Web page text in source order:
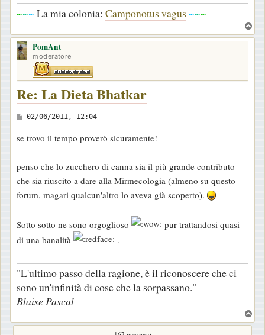
~~~ La mia colonia: Camponotus vagus ~~~
o
PomAnt
moderatore
Re: La Dieta Bhatkar
M
s
a
g
g
o
02/06/2011, 12:04
se trovo il tempo proverò sicuramente!
penso che lo zucchero di canna sia il più grande contributo
che sia riuscito a dare alla Mirmecologia (almeno su questo
forum, magari qualcun'altro lo aveva già scoperto).
Sotto sotto ne sono orgoglioso
pur trattandosi quasi
di una banalità
.
"L'ultimo passo della ragione, è il riconoscere che ci
sono un'infinità di cose che la sorpassano."
Blaise Pascal
o